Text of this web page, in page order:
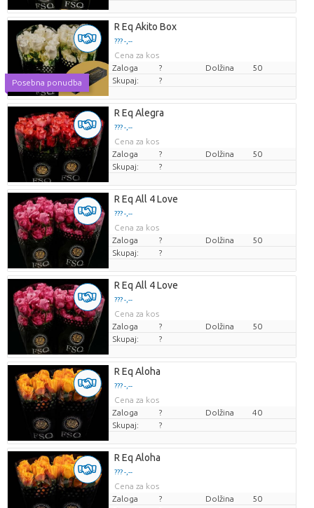
Posebna ponudba
R Eq Akito Box
??? -,--
Cena za kos
Zaloga
? Dolžina
50
Skupaj:
?
R Eq Alegra
??? -,--
Cena za kos
Zaloga
? Dolžina
50
Skupaj:
?
R Eq All 4 Love
??? -,--
Cena za kos
Zaloga
? Dolžina
50
Skupaj:
?
R Eq All 4 Love
??? -,--
Cena za kos
Zaloga
? Dolžina
50
Skupaj:
?
R Eq Aloha
??? -,--
Cena za kos
Zaloga
? Dolžina
40
Skupaj:
?
R Eq Aloha
??? -,--
Cena za kos
Zaloga
? Dolžina
50